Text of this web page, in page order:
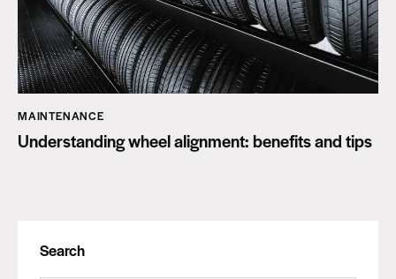
MAINTENANCE
Understanding wheel alignment: benefits and tips
Search